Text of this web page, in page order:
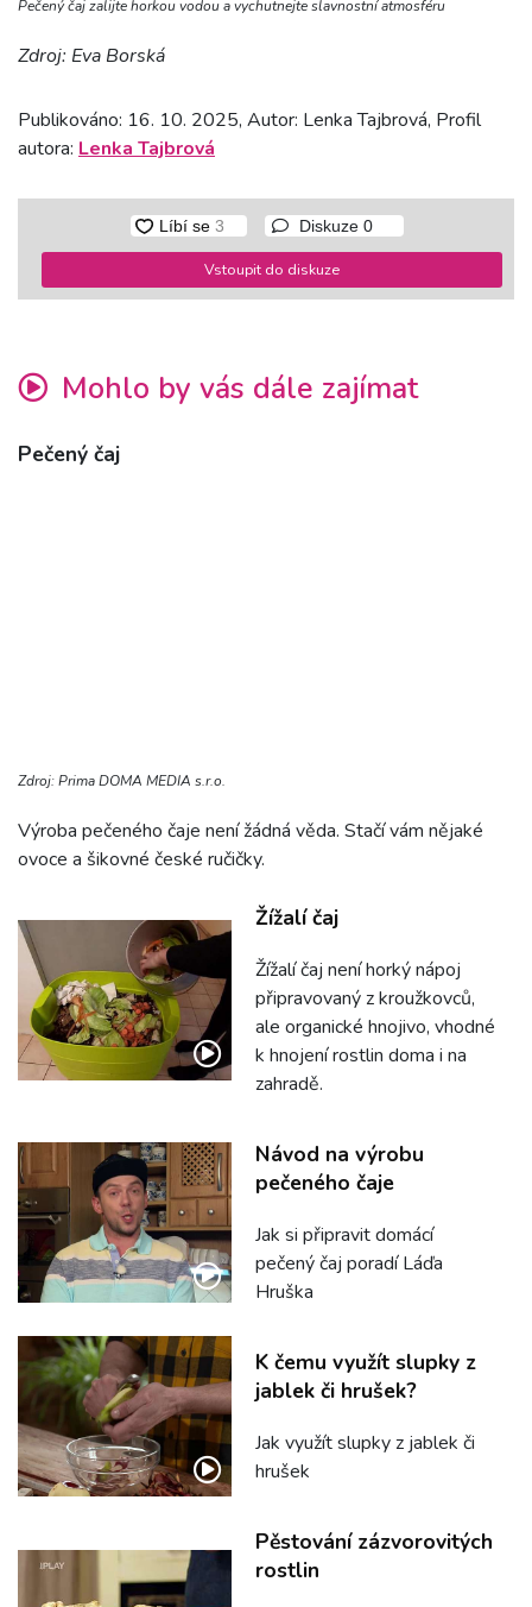
Pečený čaj zalijte horkou vodou a vychutnejte slavnostní atmosféru
Zdroj: Eva Borská
Publikováno: 16. 10. 2025, Autor: Lenka Tajbrová, Profil
autora: Lenka Tajbrová
Diskuze 0
Vstoupit do diskuze
Mohlo by vás dále zajímat
Pečený čaj
Zdroj: Prima DOMA MEDIA s.r.o.
Výroba pečeného čaje není žádná věda. Stačí vám nějaké
ovoce a šikovné české ručičky.
Žížalí čaj
Žížalí čaj není horký nápoj
připravovaný z kroužkovců,
ale organické hnojivo, vhodné
k hnojení rostlin doma i na
zahradě.
Návod na výrobu
pečeného čaje
Jak si připravit domácí
pečený čaj poradí Láďa
Hruška
K čemu využít slupky z
jablek či hrušek?
Jak využít slupky z jablek či
hrušek
Pěstování zázvorovitých
rostlin